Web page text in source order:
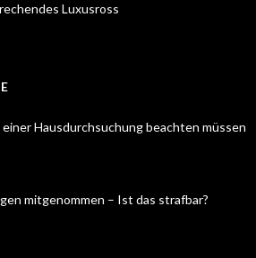
Luxusross
einer Hausdurchsuchung beachten müssen
mitgenommen – Ist das strafbar?